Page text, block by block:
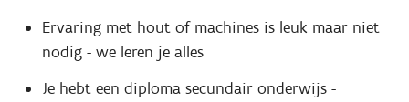
Ervaring met hout of machines is leuk maar niet
nodig - we leren je alles
Je hebt een diploma secundair onderwijs -